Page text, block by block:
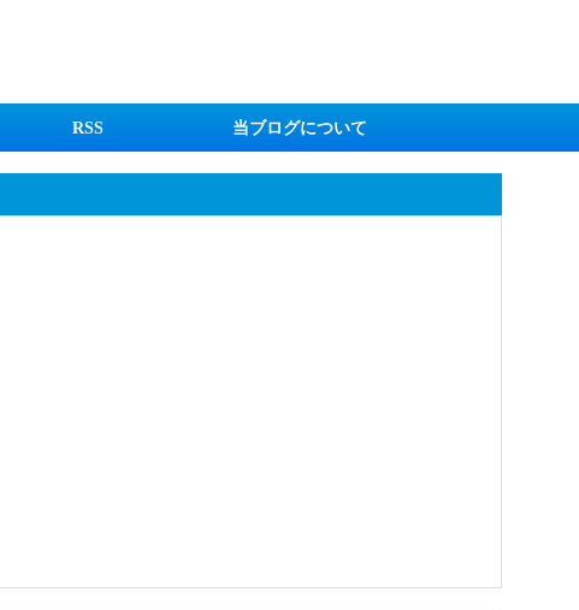
RSS 当ブログについて